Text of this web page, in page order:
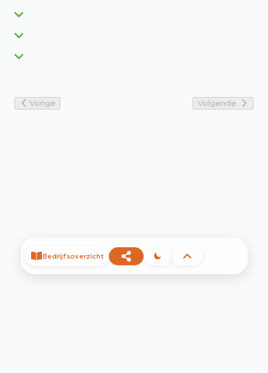
Vorige Volgende
Bedrijfsoverzicht